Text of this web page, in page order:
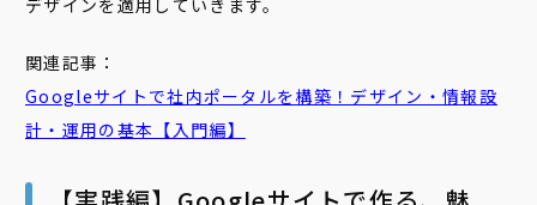
デザインを適用していきます。
関連記事：
Googleサイト で社内ポータルを構築！デザイン・情報設
計・運用の基本【入門編】